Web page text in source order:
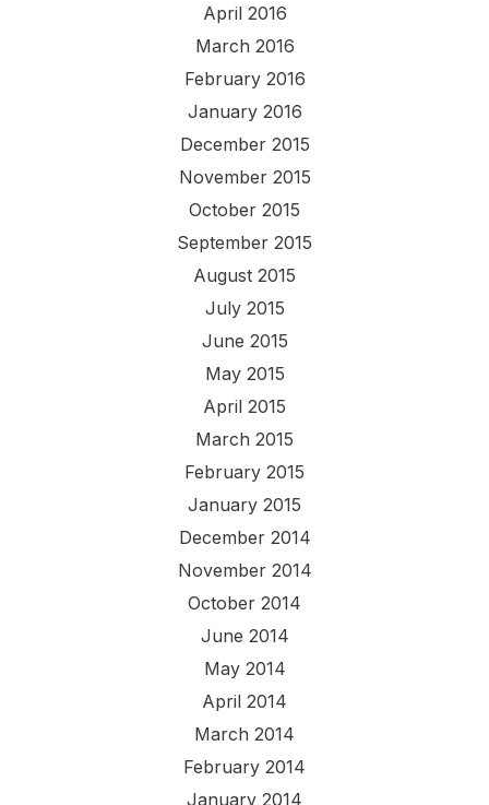
April 2016
March 2016
February 2016
January 2016
December 2015
November 2015
October 2015
September 2015
August 2015
July 2015
June 2015
May 2015
April 2015
March 2015
February 2015
January 2015
December 2014
November 2014
October 2014
June 2014
May 2014
April 2014
March 2014
February 2014
January 2014